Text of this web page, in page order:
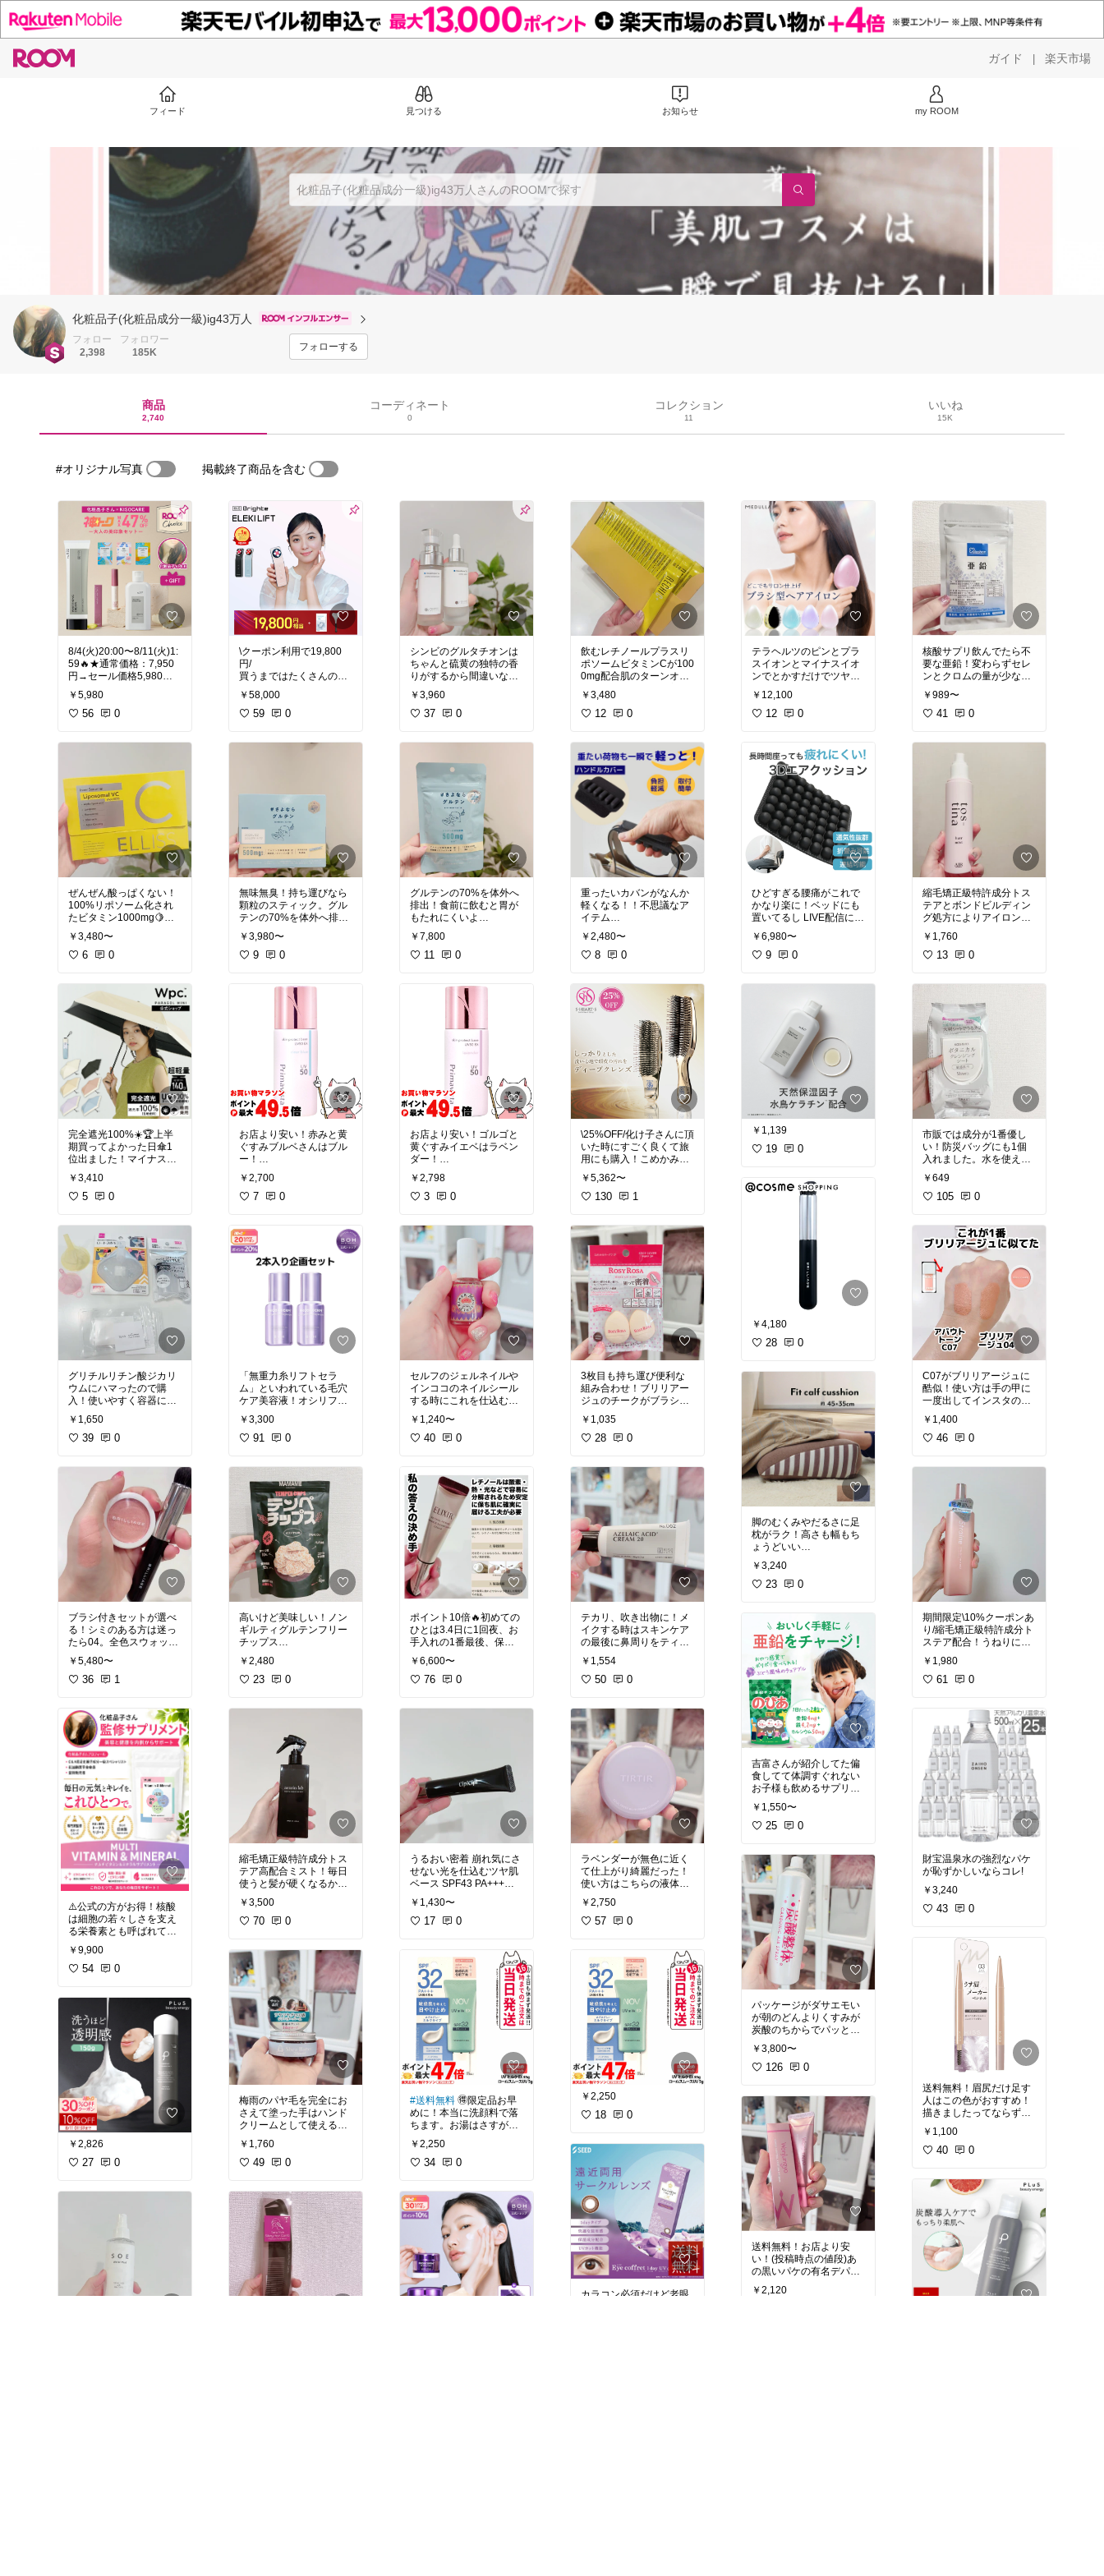
ガイド | 楽天市場
フィード 見つける お知らせ my ROOM
化粧品子(化粧品成分一級)ig43万人
フォロー
2,398
フォロワー
185K
フォローする
商品
2,740
コーディネート
0
コレクション
11
いいね
15K
#オリジナル写真 掲載終了商品を含む
8/4(火)20:00〜8/11(火)1:
59🔥★通常価格：7,950
円→セール価格5,980円
➡️30%OFFクーポン利用
で4,186円！
や肌荒れしてる時のシン
プルケアのオールインワ
ンとして使うのもOK！毛
穴詰まりやすい人は化粧
水の後に塗って寝る(毎日
オールインワンがおすす
めとは言ってないよ)
・リアップでお馴染みの
ミノキシジル誘導体のア
ミノ酸系成分キャピキシ
ルがなんと10%高配合！
なのに目元に優しい
はアウトバスのヘアミル
けど更に髪の補修力が上
がるのでパヤ毛がマシ
に！
#ベストコスメ #KISO#美
白
#まつ毛美容液#ヘアケ
￥5,980
56 0
ぜんぜん酸っぱくない！
100%リポソーム化され
たビタミン1000mg🍋リ
ポソームビタミンCは代
わりがないから核酸サプ
￥3,480〜
6 0
完全遮光100%☀️🏆上半
期買ってよかった日傘1
位出ました！マイナス19.
3℃🧊晴雨兼用！これめっ
ちゃ日差しも防ぐしもう
一本車に積んでおきたい
量でスリムだから持ち運
びストレスもゼロ。
軽いし風でひっくり返ら
ない！軽量だけど開いた
時の直径は82cmでカラビ
ナでバッグに取り付けれ
■ 完全遮光＆完全UVカッ
ト100％生地使用
生地裏面にポリウレタン
コーティング加工が施さ
れているため遮熱効果が
あり、UVカット率・遮光
率は全色100％裏が黒コ
ーティングで照り返しを
の日のストレスを軽減
一般の傘と比較し、長期
的に持続する撥水加工を
施した逸品。
一本を相棒のように、長
く付き合うことができま
す。
UV-A&Bカット+近赤外線
100%カット、マイナス3
4度温度上昇を抑える
おすすめカラーはオフホ
ワイトかベージュ
#自分へのご褒美 #夏小物
チプラ #日傘
￥3,410
5 0
グリチルリチン酸ジカリ
ウムにハマったので購
入！使いやすく容器に入
れ替えるために居るもの
を貼ってます。IHADAの
乳液(美白でも肌荒れでも
を混ぜて使うよ！炎症は
シミシワたるみすべての
#炎症
#グリチルリチン #
オリジナル写真
￥1,650
39 0
ブラシ付きセットが選べ
る！シミのある方は迷っ
たら04。全色スウォッチ
は2枚目👉
01はチークの発色がかな
り控えめ
肌さんが似合う
03は色白さんで色持ちも
続いてチークが濃く発色
しないのでシミは薄いが
チークを映えさせたい方
におすすめ
人気NO1👑04はシミを隠
して時間が経っても
顔がくすまない1番人気
のカラー
最初はブラシとセットで
買っておけば間違いない
仕上がり綺麗なんでブラ
シとともに買って欲し
い！
ブラシのファーストタッ
チは濃いシミのある頰か
ら。広範囲に広げると顔
が大きく見えるので黒目
外側のにっこりゾーンに
トントンとブラシを置い
#ブリリアージュ
#ブリリ
アージュコンシーラーチ
ーク#ブリリアージュチ
ーク #オリジナル写真
￥5,480〜
36 1
⚠️公式の方がお得！核酸
は細胞の若々しさを支え
る栄養素とも呼ばれてい
ます。肌・髪・爪・身体
は細胞が生まれ変わるこ
とで維持されています
衰えイコール肌や体力の
衰え。
【こんな方におすすめ】
・体力と見た目の若返り
を目指したい方
・美肌を目指したい方
・白髪・脱毛を予防した
い方 ・疲れやすい方 ・
免疫力を向上させたい
方 ・肥満を防ぎたい方
ハリも気になる
れている核酸
#サプリ
#若返り
￥9,900
54 0
￥2,826
27 0
\クーポン利用で19,800
円/
買うまではたくさんのイ
ンフルエンサーがオスス
メしてて信用してなかっ
たんだけど調べて使って
今日の5分が未来のフェ
ア。たるみに同時に攻め
れてエレクトロポレーシ
ョン、イオン導出も搭載
なのはすごい。
使い方の動画はインスタ
のハイライト「美顔器使
い方」へ
首から当ててね！首はレ
ベル3くらいからスター
トでもいいけど顔は1か
らスタート
【強さは？】頰は弱めの
い！なんかインスタで見
た事ないやろと思ってた
らスペックが結構よかっ
た！なんとイオン導入の
ポレーション、RF(高周
波)、EMS、イオン導出
てみたけど操作は簡単だ
った。肌に感じるパワー
はララルーチュより強い
ので首以外は弱い出力で
使って欲しい
#美顔器#たるみ #一徳袋 #
宍戸のポニョ
￥58,000
59 0
無味無臭！持ち運びなら
顆粒のスティック。グル
テンの70%を体外へ排
出！食前に飲むと胃がも
たれにくいよ！私は顆粒
￥3,980〜
9 0
お店より安い！赤みと黄
ぐすみブルベさんはブル
ー！
カラー補正と崩れなさが
本当にいい！メイク講座
で習ったのは肌にはぐる
地のカバー力アップ⤴️これ
は名品だー
#プリマヴィ
スタ #透明感 #ポーチの
#下地
￥2,700
7 0
「無重力糸リフトセラ
ム」といわれている毛穴
ケア美容液！オシリフト
という塗る糸リフト成分
や塗るボトックス成分だ
けでなくグルコノラクト
しい成分！潤いを与えな
がら古い角質を除去し、
明るくつややかな肌へ。
痛みやピリピリがコワイ
けどしっかりとした効果
が欲しい人へ。ピーリン
グ剤のPHA（グルコノラ
クトン）は、AHA（アル
ファヒドロキシ酸）に比
べ分子量が2倍以上！ピ
ーリング成分がマイルド
に浸透。PHAは紫外線か
らの保護機能や保湿効
果、抗炎症・抗酸化作用
も高いため、肌を守りな
ボ#毛穴ケア #韓国コスメ
￥3,300
91 0
高いけど美味しい！ノン
ギルティグルテンフリー
#オリジナル写真
#我が家のお取り寄せ
ルテンフリー
￥2,480
23 0
縮毛矯正級特許成分トス
テア高配合ミスト！毎日
使うと髪が硬くなるかも
しれないので週2.3回から
様子見て使ってね！
📍お家で髪質改善トリー
ンプー後こちらをインバ
スで付けてその上からそ
のままトリートメントを
塗布→ドライヤー後出来
ればストレートアイロン
すると翌朝サロン帰り髪
に！
トステアはロート製薬と
神戸大学が共同で行った
研究ではトステアは髪の
毛の中にある「ケラチン
線維のねじれ」を直すこ
とが科学的に証明されま
した。国立大学法人 神戸
大学大学院 科学技術イノ
雄特命教授・神戸大学大
#ヘアケア#うねり#髪の
広がり #オリジナル写真
￥3,500
70 0
梅雨のパヤ毛を完全にお
さえて塗った手はハンド
クリームとして使えるの
で手が汚れなくていい！
しかもほのかに柑橘系ア
￥1,760
49 0
シンビのグルタチオンは
ちゃんと硫黄の独特の香
りがするから間違いなく
高配合だし配合料も開示
してるのが魅力！化粧水
や美容液も香りは徐々に
透明感あふれる肌へ導く
#オリジナル写真
エステ
#成分重視
タチオン#くすみ#シンビ
メソッド
￥3,960
37 0
グルテンの70%を体外へ
排出！食前に飲むと胃が
#グルテン
テン #オリジナル写真
￥7,800
11 0
お店より安い！ゴルゴと
黄ぐすみイエベはラベン
ダー！
カラー補正と崩れなさが
本当にいい！メイク講座
で習ったのは肌にはぐる
地のカバー力アップ⤴️これ
は名品だー
#プリマヴィ
スタ #透明感
#ポーチの
中身 #下地
￥2,798
3 0
セルフのジェルネイルや
インココのネイルシール
する時にこれを仕込むと
剥がれにくいからネイル
サロンでも必ず置いてる
￥1,240〜
40 0
ポイント10倍🔥初めての
ひとは3.4日に1回夜、お
手入れの1番最後、保湿
クリームの上から夜だけ
塗って2本目以降は朝も
晩も資生堂のレチノール
#シワ改善#
毛穴#ニキビ#クマ
#ゴル
ゴ #オリジナル写真
￥6,600〜
76 0
うるおい密着 崩れ気にさ
せない光を仕込むツヤ肌
ベース SPF43 PA+++塗
りたてはみずみずしく肌
に溶け込むようになじ
み、弾力性のあるライト
#オリジナル写真 #ci
picipi #オリジナル写真 #
下地
￥1,430〜
17 0
#送料無料 🉐限定品お早
めに！本当に洗顔料で落
ちます。お湯はさすがに
すすぎ残しなどは自己責
任だけどかなり珍しくて
成分もいい日焼け止め！
間の外出なら紫外線耐久
実験をやっても焼けてま
せんでした。
SPF30くらいは4.5時間く
らいの外出で使います。
#ベストコスメ
#おすすめ
スキンケア#日焼け止め#
NOV
￥2,250
34 0
飲むレチノールプラスリ
ポソームビタミンCが100
0mg配合肌のターンオー
バーを促進し爆速で美肌
#オリジナル写真
￥3,480
12 0
重ったいカバンがなんか
軽くなる！！不思議なア
#肩こり
￥2,480〜
8 0
\25%OFF/化け子さんに頂
いた時にすごく良くて旅
用にも購入！こめかみか
ら頭頂部にゆっくりとか
してみたら顔が上がる!一
時的かもしれないけど毎
#ヘアブラシ#静電気防止
#リフトアップ
￥5,362〜
130 1
3枚目も持ち運び便利な
組み合わせ！ブリリアー
ジュのチークがブラシで
上手く塗れない人は厚み
のある小さいパフだと結
構上手くいく！ポンポン
ージーローザ
￥1,035
28 0
テカリ、吹き出物に！メ
イクする時はスキンケア
の最後に鼻周りをティッ
シュオフしてアゼライン
酸クリーム米粒大をくる
くると馴染ませるといつ
ノールはホルモンバラン
ス系の治りにくい吹き出
物の救世主でもあるので
#オリジナル写真
#毛穴ケ
#底見えコ
スメ
￥1,554
50 0
ラベンダーが無色に近く
て仕上がり綺麗だった！
使い方はこちらの液体状
クッションは鼻と鼻周
り、顎下など何回もお化
粧直ししたくなる所にだ
いとヨレる)少し待つとあ
ら不思議！テカリがサラ
サラに。お化粧直しの時
もごく少量をトントン叩
きこむとまた朝の仕上が
りに戻るし厚ぼったくな
らないし毛穴落ちも気に
#ティルティル
#化粧
直し#メイク崩れ
#オリジ
ナル写真
￥2,750
57 0
￥2,250
18 0
カラコン必須だけど老眼
テラヘルツのピンとプラ
スイオンとマイナスイオ
ンでとかすだけでツヤ髪
爆誕！ストレートアイロ
ン通すよりも髪が傷みに
イロン
￥12,100
12 0
ひどすぎる腰痛がこれで
かなり楽に！ベッドにも
置いてるし LIVE配信にも
#腰痛
￥6,980〜
9 0
￥1,139
19 0
￥4,180
28 0
脚のむくみやだるさに足
枕がラク！高さも幅もち
#足枕 #インテリア雑貨
ふくらはぎのむくみ
￥3,240
23 0
吉富さんが紹介してた偏
食してて体調すぐれない
#亜鉛#鉄
￥1,550〜
25 0
パッケージがダサエモい
が朝のどんよりくすみが
炭酸のちからでパッと明
るくなる！炭酸は血管よ
り小さく吸収されるので
一瞬で透明感とリフトア
ジナル写真
￥3,800〜
126 0
送料無料！お店より安
い！(投稿時点の値段)あ
の黒いパケの有名デパコ
スよりも紫外線吸収剤フ
リーで肌がヒリヒリせず
￥2,120
核酸サプリ飲んでたら不
要な亜鉛！変わらずセレ
ンとクロムの量が少なく
なってるそう。日本のサ
プリでも高含有。抜け毛
予防、男性ホルモン5αリ
トピー、かゆみが出る方
かゆみにも。徹夜でも肌
ミンCと一緒に飲むと吸
収力も高まり胃もしんど
くない。男性だけでなく
女性の疲れにも👍
CILA化粧品成分上級スペ
シャリスト、坑加齢医学
#化粧品子のオススメ品
#健康応援団
￥989〜
41 0
縮毛矯正級特許成分トス
テアとボンドビルディン
グ処方によりアイロン前
やヘアミルクの前に髪に
シュッとするとさらにま
っすぐな髪になるトステ
トリガーポンプに入れ替
#vamoさんから楽天で買
えると教えて頂きありが
たやー！
ヘアミルクはリポラボで
#ヘアミスト#うねり
#広
がり
#くせ毛#ヘアケア #
オリジナル写真
￥1,760
13 0
市販では成分が1番優し
い！防災バッグにも1個
入れました。水を使えな
い場面でのクレンジング
に便利！入院、汗で一度
メイク取りたい、飛行機
ジングシート
￥649
105 0
C07がブリリアージュに
酷似！使い方は手の甲に
一度出してインスタの動
画紹介したブラシでトン
トン優しく叩き込む。広
げたりせずファーストタ
じで使うよ。使い方はブ
リリアージュ公式ページ
#チーク
#ブリリアージュ
#アバウトトーン
ナル写真
￥1,400
46 0
期間限定\10%クーポンあ
り/縮毛矯正級特許成分ト
ステア配合！うねりに嬉
しいγドコサラクトンも配
合でミルク系のテクスチ
ャーが嫌でなければぜ
オリジナル写真
￥1,980
61 0
財宝温泉水の強烈なパケ
が恥ずかしいならコレ!
￥3,240
43 0
送料無料！眉尻だけ足す
人はこの色がおすすめ！
描きましたってならずに
#kiss#アイブロウ
￥1,100
40 0